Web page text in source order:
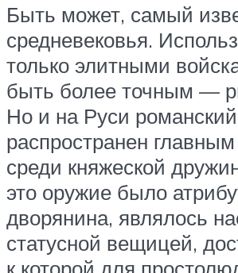
Быть может, самый
средневековья.
только элитными
быть более точным —
Но и на Руси
распространен
среди княжеской
это оружие было
дворянина, являлось
статусной вещицей,